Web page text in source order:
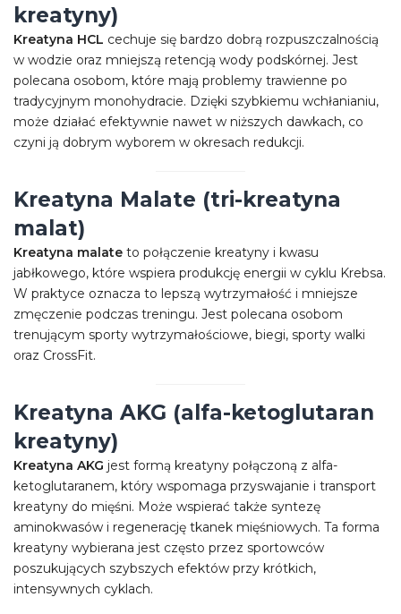
kreatyny)
Kreatyna HCL cechuje się bardzo dobrą rozpuszczalnością
w wodzie oraz mniejszą retencją wody podskórnej. Jest
polecana osobom, które mają problemy trawienne po
tradycyjnym monohydracie. Dzięki szybkiemu wchłanianiu,
może działać efektywnie nawet w niższych dawkach, co
czyni ją dobrym wyborem w okresach redukcji.
Kreatyna Malate (tri-kreatyna
malat)
Kreatyna malate to połączenie kreatyny i kwasu
jabłkowego, które wspiera produkcję energii w cyklu Krebsa.
W praktyce oznacza to lepszą wytrzymałość i mniejsze
zmęczenie podczas treningu. Jest polecana osobom
trenującym sporty wytrzymałościowe, biegi, sporty walki
oraz CrossFit.
Kreatyna AKG (alfa-ketoglutaran
kreatyny)
Kreatyna AKG jest formą kreatyny połączoną z alfa-
ketoglutaranem, który wspomaga przyswajanie i transport
kreatyny do mięśni. Może wspierać także syntezę
aminokwasów i regenerację tkanek mięśniowych. Ta forma
kreatyny wybierana jest często przez sportowców
poszukujących szybszych efektów przy krótkich,
intensywnych cyklach.